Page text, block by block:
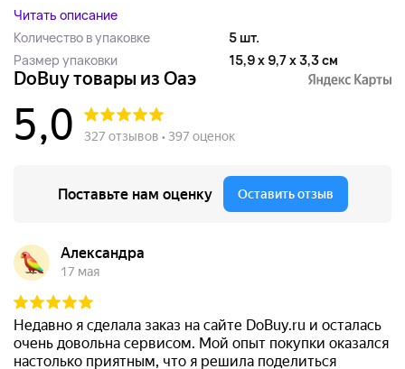
Читать описание
Количество в упаковке
5 шт.
Размер упаковки
15,9 x 9,7 x 3,3 см